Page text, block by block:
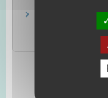
Casier